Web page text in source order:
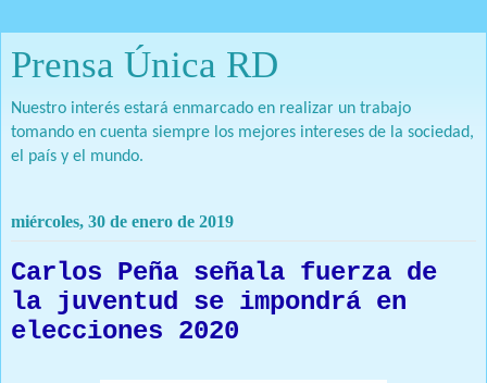
Prensa Única RD
Nuestro interés estará enmarcado en realizar un trabajo
tomando en cuenta siempre los mejores intereses de la sociedad,
el país y el mundo.
miércoles, 30 de enero de 2019
Carlos Peña señala fuerza de
la juventud se impondrá en
elecciones 2020